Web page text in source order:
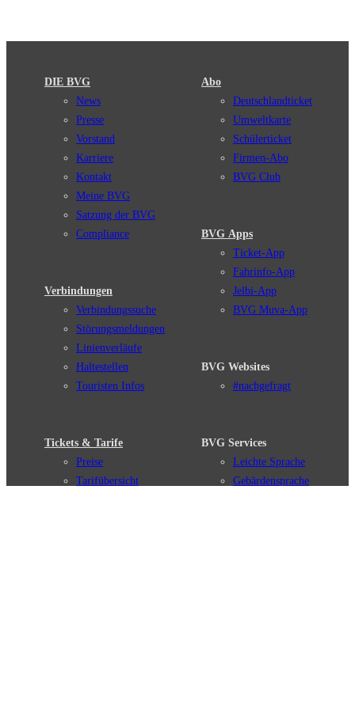
DIE BVG
News
Presse
Vorstand
Karriere
Kontakt
Meine BVG
Satzung der BVG
Compliance
Verbindungen
Verbindungssuche
Störungsmeldungen
Linienverläufe
Haltestellen
Touristen Infos
Tickets & Tarife
Preise
Tarifübersicht
Abo
Deutschlandticket
Umweltkarte
Schülerticket
Firmen-Abo
BVG Club
BVG Apps
Ticket-App
Fahrinfo-App
Jelbi-App
BVG Muva-App
BVG Websites
#nachgefragt
BVG Services
Leichte Sprache
Gebärdensprache